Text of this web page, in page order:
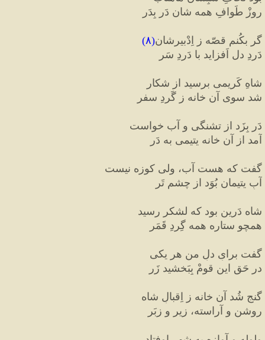
روزْ طَوافِ همه شان دَر بِدَر
گر بکُنم قصّه ز اِدْبیرشان(۸)
دَردِ دل اَفزاید با دَردِ سَر
شاهِ کَریمی برسید از شکار
شد سوی آن خانه ز گَردِ سفر
دَر بِزَد از تشنگی و آب خواست
آمد از آن خانه یتیمی به دَر
گفت که هست آب، ولی کوزه نیست
آبِ یتیمان بُوَد از چشمِ تَر
شاه دَرین بود که لشکر رسید
همچو ستاره همه گِردِ قَمَر
گفت برایِ دلِ من هر یکی
در حَقِ این قومْ بِبَخشید زَر
گنج شُد آن خانه ز اِقبالِ شاه
روشن و آراسته، زیر و زبَر